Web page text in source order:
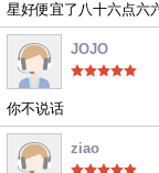
星好便宜了八十六点六
JOJO
你不说话
ziao